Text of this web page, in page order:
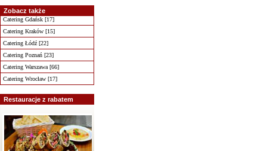
Zobacz także
Catering Gdańsk [17]
Catering Kraków [15]
Catering Łódź [22]
Catering Poznań [23]
Catering Warszawa [66]
Catering Wrocław [17]
Restauracje z rabatem